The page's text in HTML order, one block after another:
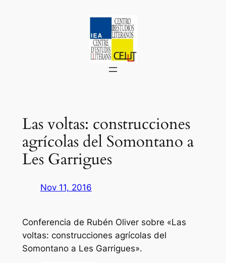
Las voltas: construcciones
agrícolas del Somontano a
Les Garrigues
Nov 11, 2016
Conferencia de Rubén Oliver sobre «Las
voltas: construcciones agrícolas del
Somontano a Les Garrigues».